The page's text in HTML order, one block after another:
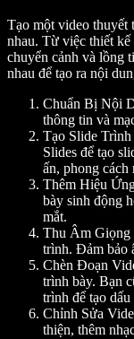
Tạo một video thuyết
nhau. Từ việc thiết
chuyển cảnh và lồng
nhau để tạo ra nội
Chuẩn Bị Nội
thông tin và
Tạo Slide
Slides để tạo
ấn, phong cách
Thêm Hiệu
bày sinh động
mắt.
Thu Âm Giọng
trình. Đảm bảo
Chèn Đoạn
trình bày. Bạn
trình để tạo dấu
Chỉnh Sửa
thiện, thêm